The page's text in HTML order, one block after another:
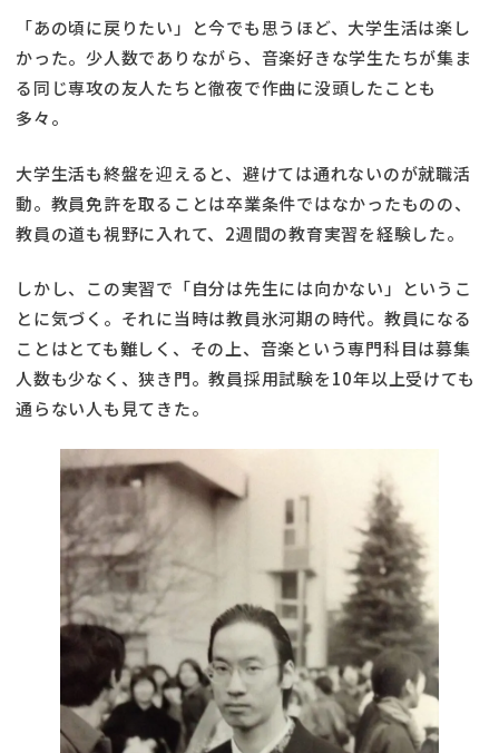
「あの頃に戻りたい」と今でも思うほど、大学生活は楽し
かった。少人数でありながら、音楽好きな学生たちが集ま
る同じ専攻の友人たちと徹夜で作曲に没頭したことも
多々。
大学生活も終盤を迎えると、避けては通れないのが就職活
動。教員免許を取ることは卒業条件ではなかったものの、
教員の道も視野に入れて、2週間の教育実習を経験した。
しかし、この実習で「自分は先生には向かない」というこ
とに気づく。それに当時は教員氷河期の時代。教員になる
ことはとても難しく、その上、音楽という専門科目は募集
人数も少なく、狭き門。教員採用試験を10年以上受けても
通らない人も見てきた。